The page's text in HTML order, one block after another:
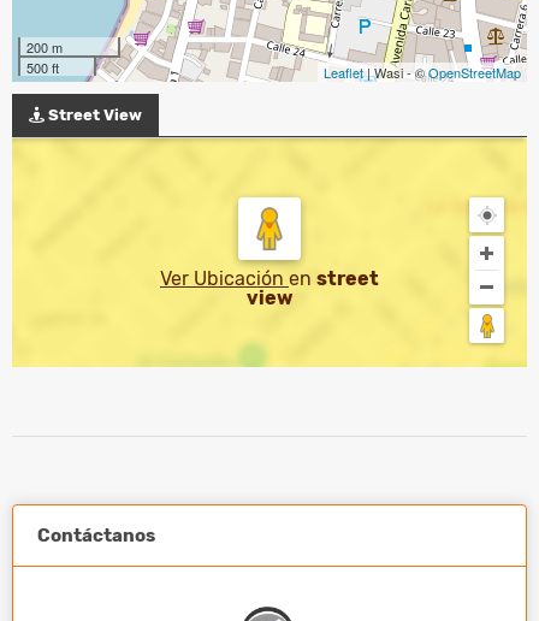
200 m
500 ft
Leaflet| Wasi - ©OpenStreetMap
Street View
Ver Ubicación en street
view
Contáctanos